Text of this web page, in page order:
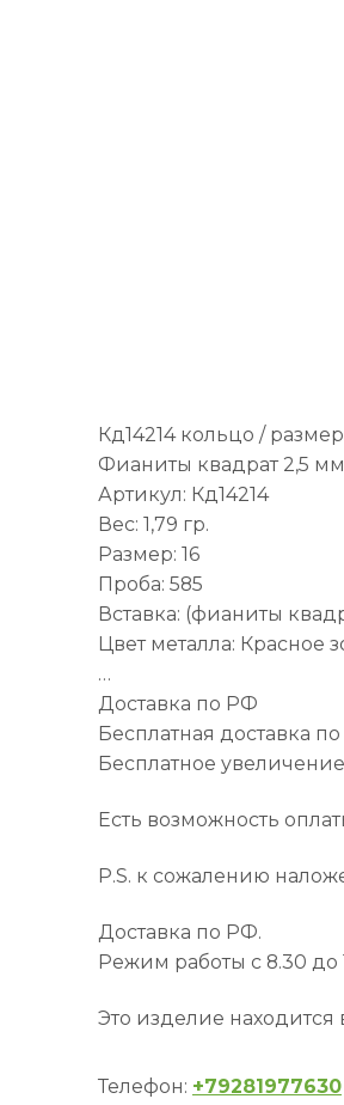
Кд14214 кольцо /
Фианиты квадрат 2,5
Артикул: Кд14214
Вес: 1,79 гр.
Размер: 16
Проба: 585
Вставка: (фианиты
Цвет металла: Красное
…
Доставка по РФ
Бесплатная доставка
Бесплатное
Есть возможность
P.S. к сожалению
Доставка по РФ.
Режим работы с 8.30 до
Это изделие находится
Телефон: +79281977630